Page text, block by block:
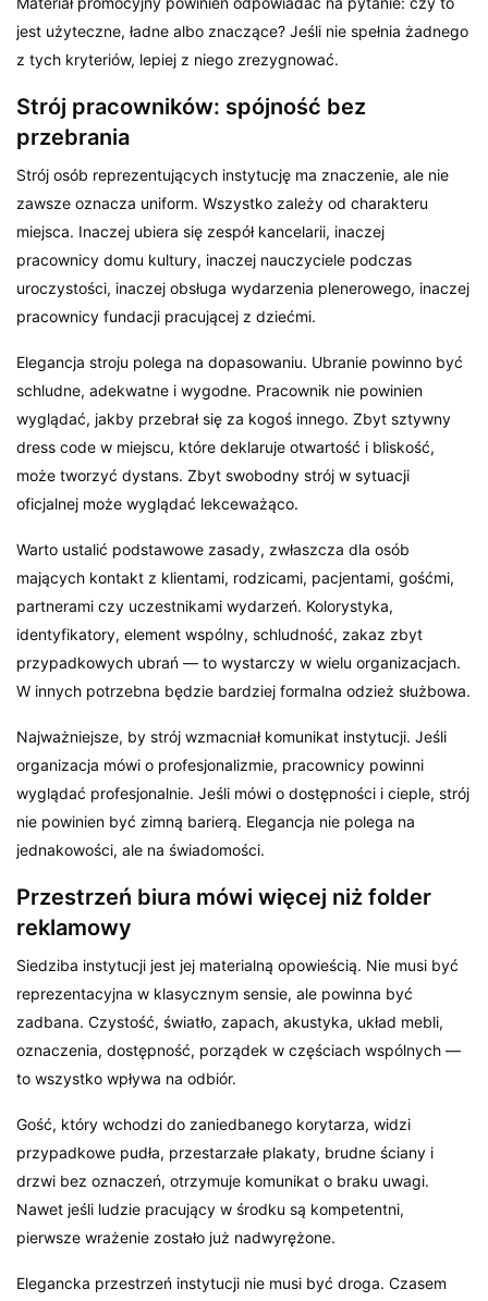
jest użyteczne, ładne albo znaczące? Jeśli nie spełnia żadnego
z tych kryteriów, lepiej z niego zrezygnować.
Strój pracowników: spójność bez
przebrania
Strój osób reprezentujących instytucję ma znaczenie, ale nie
zawsze oznacza uniform. Wszystko zależy od charakteru
miejsca. Inaczej ubiera się zespół kancelarii, inaczej
pracownicy domu kultury, inaczej nauczyciele podczas
uroczystości, inaczej obsługa wydarzenia plenerowego, inaczej
pracownicy fundacji pracującej z dziećmi.
Elegancja stroju polega na dopasowaniu. Ubranie powinno być
schludne, adekwatne i wygodne. Pracownik nie powinien
wyglądać, jakby przebrał się za kogoś innego. Zbyt sztywny
dress code w miejscu, które deklaruje otwartość i bliskość,
może tworzyć dystans. Zbyt swobodny strój w sytuacji
oficjalnej może wyglądać lekceważąco.
Warto ustalić podstawowe zasady, zwłaszcza dla osób
mających kontakt z klientami, rodzicami, pacjentami, gośćmi,
partnerami czy uczestnikami wydarzeń. Kolorystyka,
identyfikatory, element wspólny, schludność, zakaz zbyt
przypadkowych ubrań — to wystarczy w wielu organizacjach.
W innych potrzebna będzie bardziej formalna odzież służbowa.
Najważniejsze, by strój wzmacniał komunikat instytucji. Jeśli
organizacja mówi o profesjonalizmie, pracownicy powinni
wyglądać profesjonalnie. Jeśli mówi o dostępności i cieple, strój
nie powinien być zimną barierą. Elegancja nie polega na
jednakowości, ale na świadomości.
Przestrzeń biura mówi więcej niż folder
reklamowy
Siedziba instytucji jest jej materialną opowieścią. Nie musi być
reprezentacyjna w klasycznym sensie, ale powinna być
zadbana. Czystość, światło, zapach, akustyka, układ mebli,
oznaczenia, dostępność, porządek w częściach wspólnych —
to wszystko wpływa na odbiór.
Gość, który wchodzi do zaniedbanego korytarza, widzi
przypadkowe pudła, przestarzałe plakaty, brudne ściany i
drzwi bez oznaczeń, otrzymuje komunikat o braku uwagi.
Nawet jeśli ludzie pracujący w środku są kompetentni,
pierwsze wrażenie zostało już nadwyrężone.
Elegancka przestrzeń instytucji nie musi być droga. Czasem